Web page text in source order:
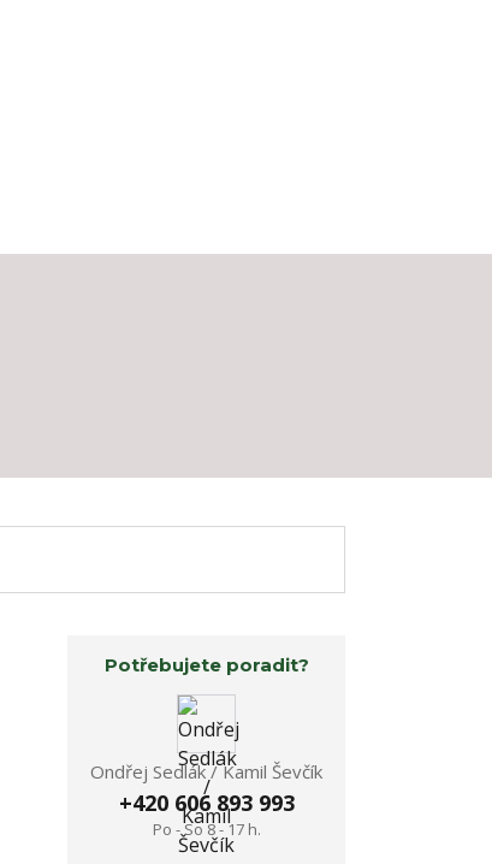
Potřebujete poradit?
Ondřej Sedlák / Kamil Ševčík
+420 606 893 993
Po - So 8 - 17 h.